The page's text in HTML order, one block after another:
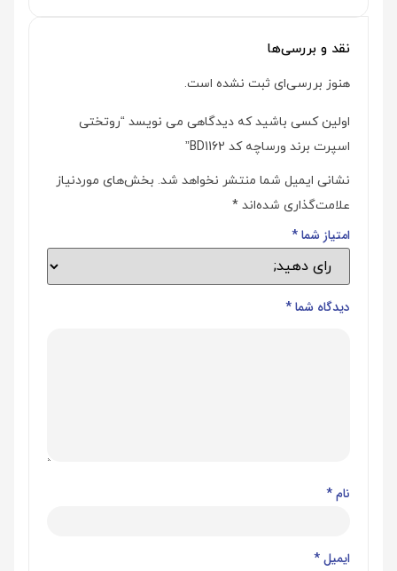
نقد و بررسی‌ها
هنوز بررسی‌ای ثبت نشده است.
اولین کسی باشید که دیدگاهی می نویسد “روتختی
اسپرت برند ورساچه کد BD1162”
نشانی ایمیل شما منتشر نخواهد شد. بخش‌های موردنیاز
علامت‌گذاری شده‌اند *
امتیاز شما*
دیدگاه شما*
نام*
ایمیل*